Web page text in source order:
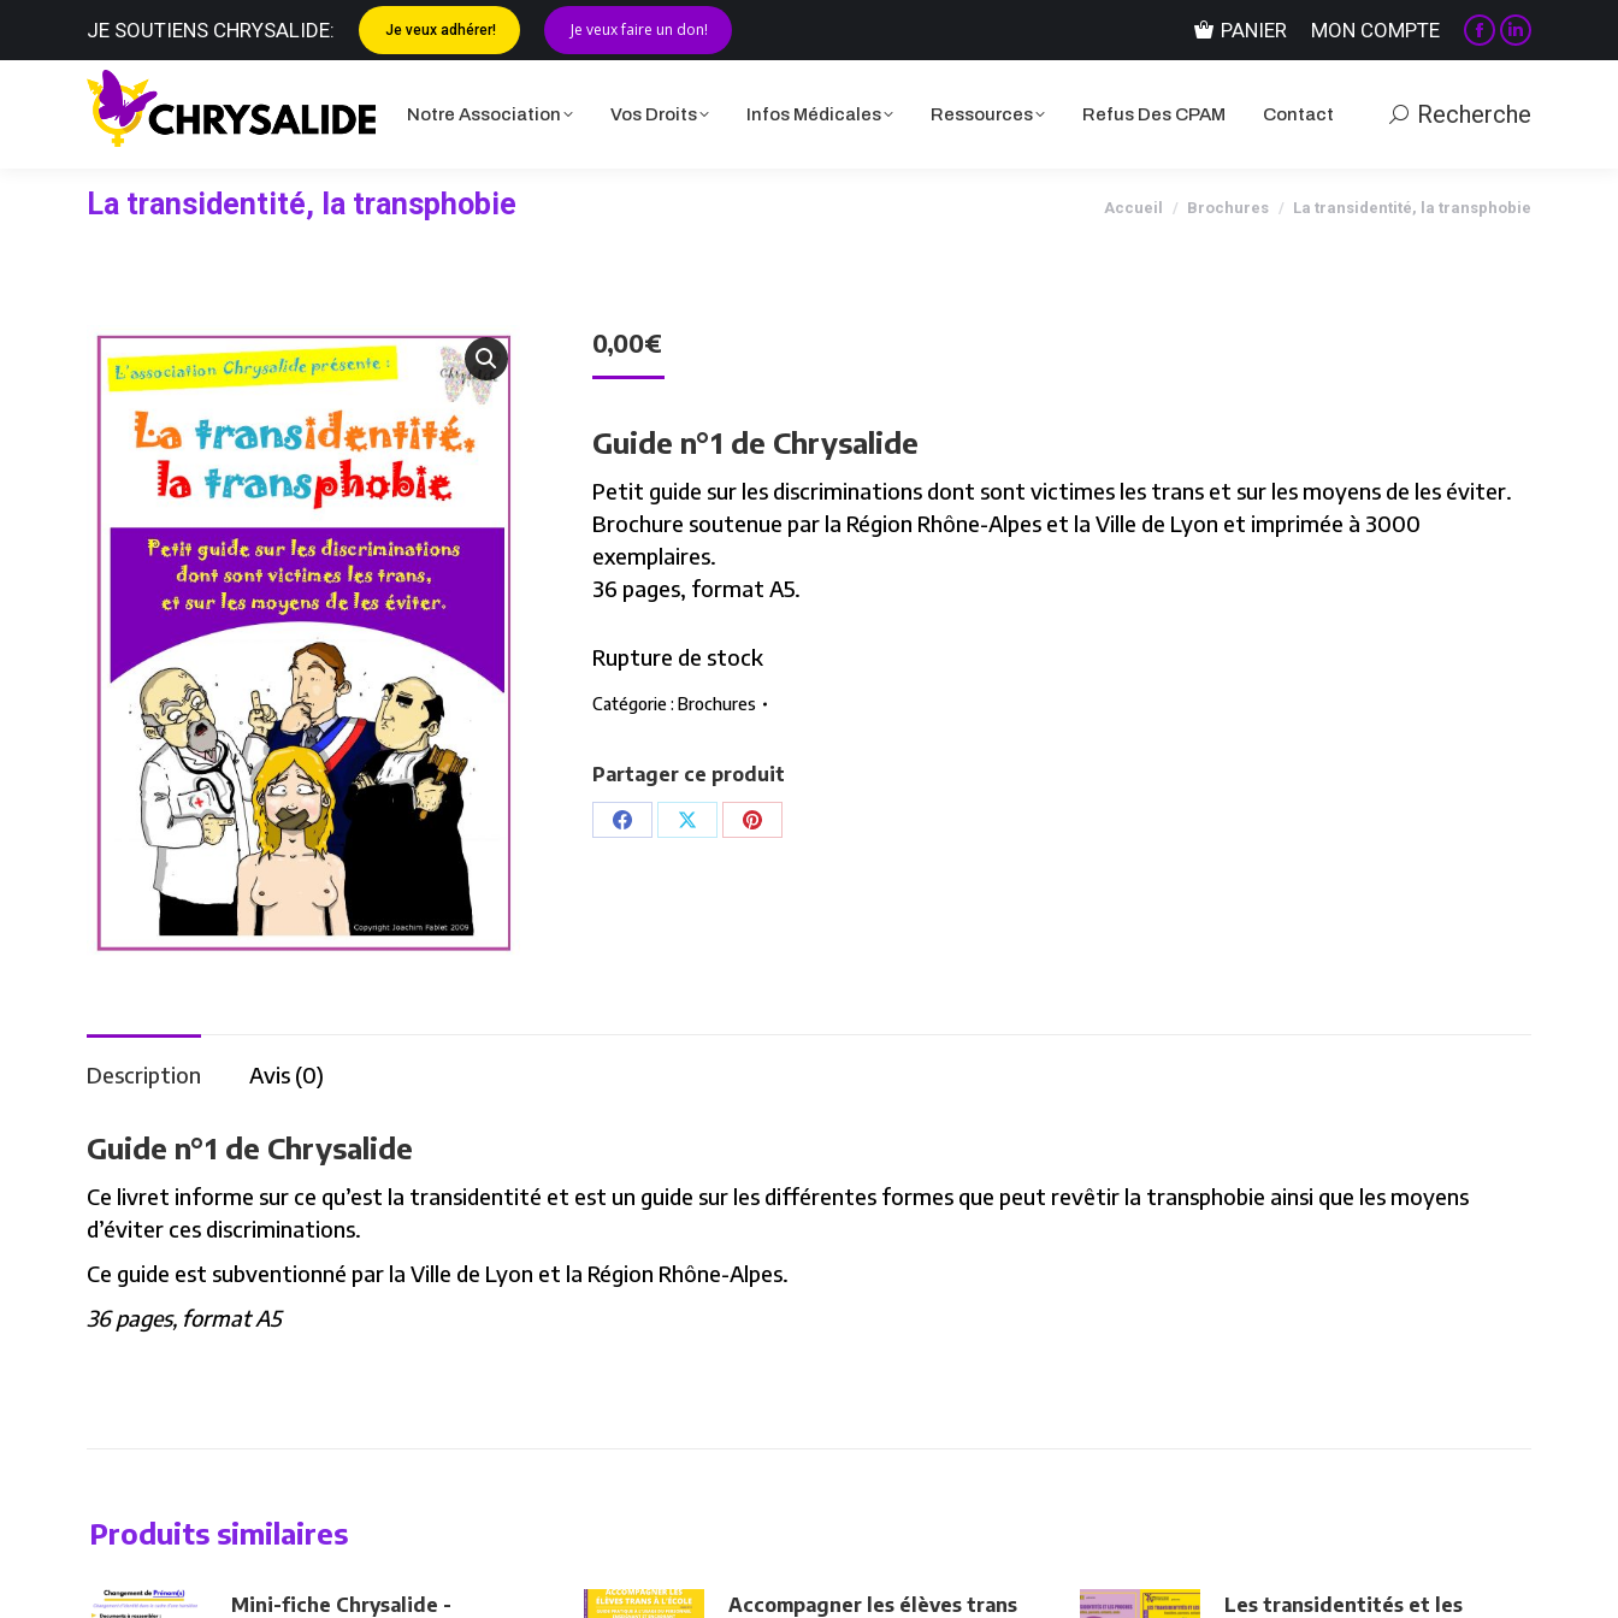
JE SOUTIENS CHRYSALIDE: Je veux adhérer! Je veux faire un don! PANIER MON COMPTE
La
Facebook
une
La
LinkedIn
une
Notre Association Vos Droits Infos Médicales Ressources Refus Des CPAM Contact Recherche
Recherche
La transidentité, la transphobie Vous êtes ici :
Accueil Brochures La transidentité, la transphobie
0,00€
Guide n°1 de Chrysalide
Petit guide sur les discriminations dont sont victimes les trans et sur les moyens de les éviter.
Brochure soutenue par la Région Rhône-Alpes et la Ville de Lyon et imprimée à 3000
exemplaires.
36 pages, format A5.
Rupture de stock
Catégorie : Brochures
Partager ce produit
PartagerPartagerPartager
Description Avis (0)
Guide n°1 de Chrysalide
Ce livret informe sur ce qu’est la transidentité et est un guide sur les différentes formes que peut revêtir la transphobie ainsi que les moyens
d’éviter ces discriminations.
Ce guide est subventionné par la Ville de Lyon et la Région Rhône-Alpes.
36 pages, format A5
Produits similaires
Mini-fiche Chrysalide - Accompagner les élèves trans Les transidentités et les
Notre Association Vos Droits Refus Des CPAM Contact Recherche
Recherche